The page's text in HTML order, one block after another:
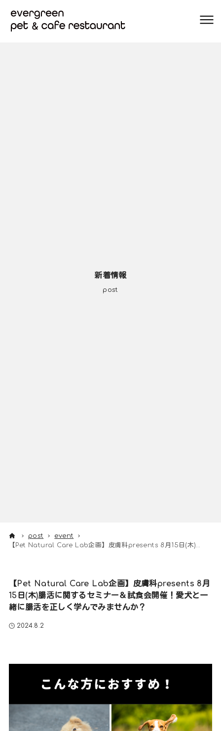
新着情報
post
post
event
【Pet Natural Care Lab企画】皮膚科presents 8月
15日(木)腸活に関するセミナー＆試食会開催！愛犬と一
緒に腸活を正しく学んでみませんか？
2024.8.2